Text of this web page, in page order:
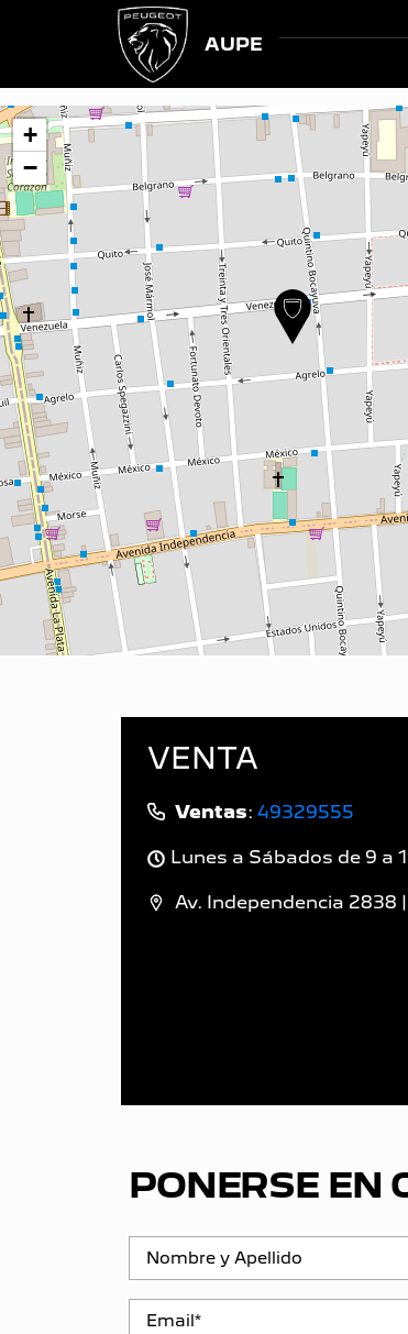
AUPE
+
−
VENTA
Ventas: 49329555
Lunes a Sábados de 9 a
Av. Independencia 2838
PONERSE EN